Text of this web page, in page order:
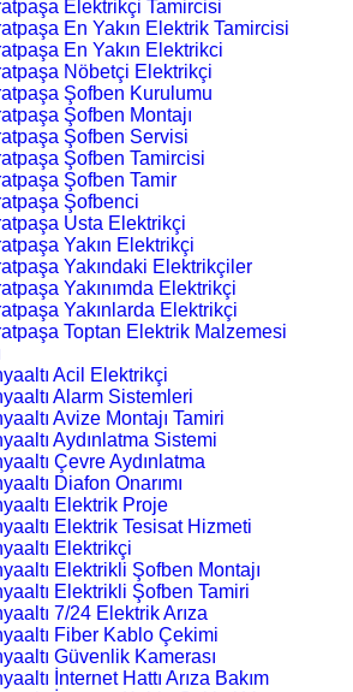
Elektrikçi Tamircisi
En Yakın Elektrik Tamircisi
En Yakın Elektrikci
Nöbetçi Elektrikçi
Şofben Kurulumu
Şofben Montajı
Şofben Servisi
Şofben Tamircisi
Şofben Tamir
Şofbenci
Usta Elektrikçi
Yakın Elektrikçi
Yakındaki Elektrikçiler
Yakınımda Elektrikçi
Yakınlarda Elektrikçi
Toptan Elektrik Malzemesi
Acil Elektrikçi
Alarm Sistemleri
Avize Montajı Tamiri
Aydınlatma Sistemi
Çevre Aydınlatma
Diafon Onarımı
Elektrik Proje
Elektrik Tesisat Hizmeti
Elektrikçi
Elektrikli Şofben Montajı
Elektrikli Şofben Tamiri
7/24 Elektrik Arıza
Fiber Kablo Çekimi
Güvenlik Kamerası
İnternet Hattı Arıza Bakım